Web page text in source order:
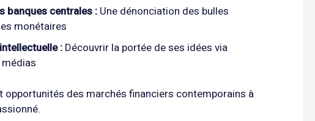
banques centrales : Une dénonciation des bulles
monétaires
:Découvrir la portée de ses idées via
opportunités des marchés financiers contemporains à